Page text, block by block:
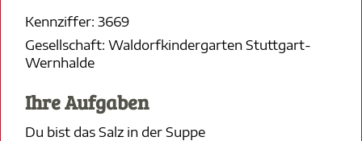
Kennziffer: 3669
Gesellschaft: Waldorfkindergarten Stuttgart-
Wernhalde
Ihre Aufgaben
Du bist das Salz in der Suppe